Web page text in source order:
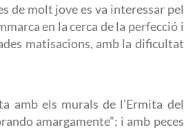
de molt jove es va interessar pel
en la cerca de la perfecció i
matisacions, amb la dificultat
amb els murals de l’Ermita del
amargamente”; i amb peces